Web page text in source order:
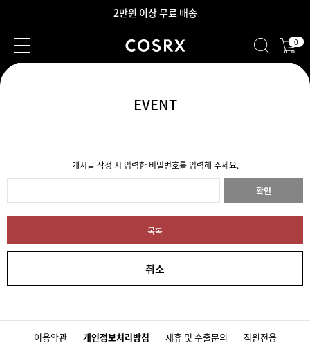
2만원 이상 무료 배송
새로워진 회원 혜택을 만나보세요! 0
EVENT
게시글 작성 시 입력한 비밀번호를 입력해 주세요.
확인
목록
취소
이용약관 개인정보처리방침 제휴 및 수출문의 직원전용